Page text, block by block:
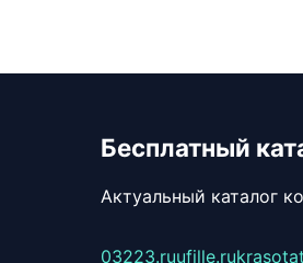
Бесплатный
Актуальный каталог
03223.ruufille.ru